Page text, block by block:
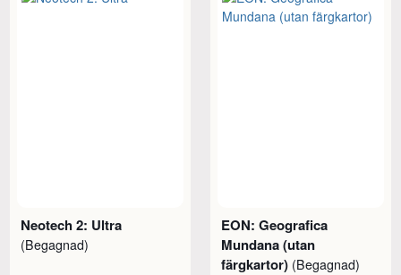
Neotech 2: Ultra
(Begagnad)
EON: Geografica
Mundana (utan
färgkartor) (Begagnad)